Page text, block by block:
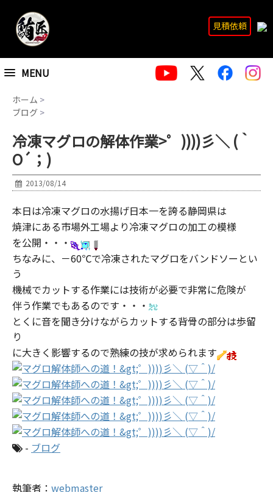
MENU
見積依頼
ホーム >
ブログ >
冷凍マグロの解体作業>゜))))彡＼ (｀
O´；)
2013/08/14
本日は冷凍マグロの水揚げ日本一を誇る静岡県は
焼津にある市場外工場より冷凍マグロの加工の模様
を公開・・・
ちなみに、－60℃で冷凍されたマグロをバンドソーとい
う
機械でカットする作業には技術が必要で非常に危険が
伴う作業でもあるのです・・・
とくに音を聞き分けながらカットする背骨の部分は歩留
り
に大きく影響するので熟練の技が求められます
- ブログ
執筆者： webmaster